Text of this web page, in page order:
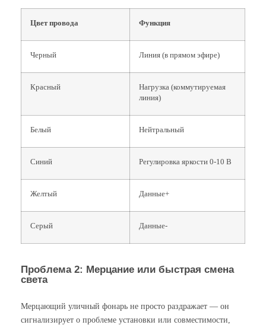
Цвет провода Функция
Черный Линия (в прямом эфире)
Красный
Нагрузка (коммутируемая
линия)
Белый Нейтральный
Синий Регулировка яркости 0-10 В
Желтый Данные+
Серый Данные-
Проблема 2: Мерцание или быстрая смена
света
Мерцающий уличный фонарь не просто раздражает — он
сигнализирует о проблеме установки или совместимости,